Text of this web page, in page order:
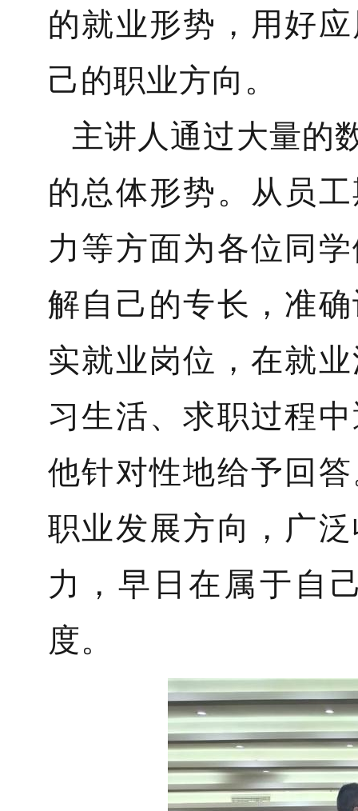
的就业形势，用好
己的职业方向。
主讲人通过大量的
的总体形势。从员
力等方面为各位同
解自己的专长，准
实就业岗位，在就
习生活、求职过程
他针对性地给予回
职业发展方向，广
力，早日在属于自
度。